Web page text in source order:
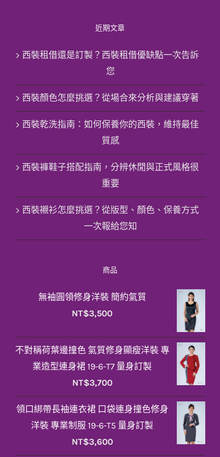
近期文章
西裝租借還是訂製？西裝租借優缺點一次告訴
您
西裝顏色怎麼挑選？從場合來分析與建議穿著
西裝乾洗指南：如何保養你的西裝，維持最佳
質感
西裝褲鞋子搭配指南，分辨休閒與正式風格很
重要
西裝襯衫怎麼挑選？從版型、顏色、保養方式
一次報給您知
商品
無袖圓領修身洋裝 簡約氣質
NT$3,500
不對稱荷葉邊撞色 氣質修身顯瘦洋裝 專
業造型連身裙 19-6-T7 量身訂製
NT$3,700
領口綁帶長袖連衣裙 口袋連身撞色修身
洋裝 專業制服 19-6-T5 量身訂製
NT$3,600